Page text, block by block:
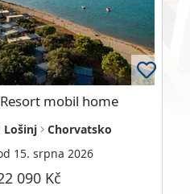
mobil home
Lošinj
Chorvatsko
15. srpna 2026
090 Kč